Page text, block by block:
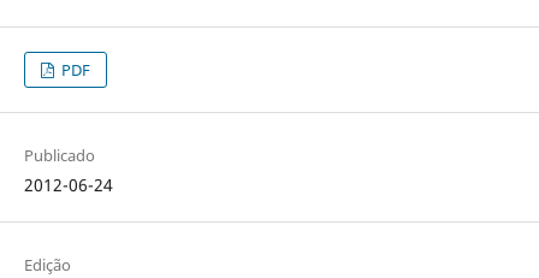
PDF
Publicado
2012-06-24
Edição